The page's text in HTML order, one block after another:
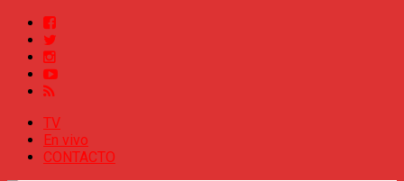
TV
En vivo
CONTACTO